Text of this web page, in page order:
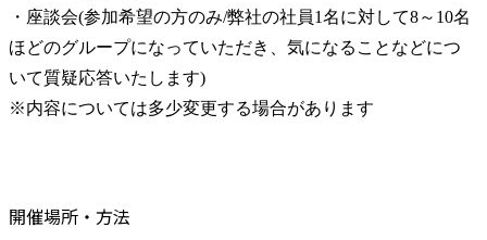
・座談会(参加希望の方のみ/弊社の社員1名に対して8～10名
ほどのグループになっていただき、気になることなどにつ
いて質疑応答いたします)
※内容については多少変更する場合があります
開催場所・方法